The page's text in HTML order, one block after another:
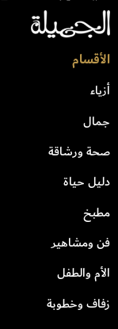
الأقسام
أزياء
جمال
صحة ورشاقة
دليل حياة
مطبخ
فن ومشاهير
الأم والطفل
زفاف وخطوبة